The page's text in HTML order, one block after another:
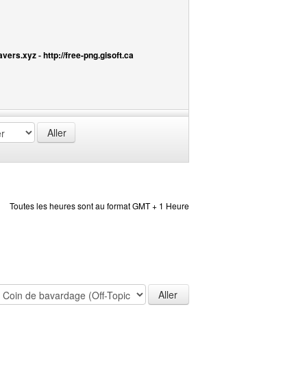
-http://free-png.gisoft.ca
Toutes les heures sont au format GMT + 1 Heure